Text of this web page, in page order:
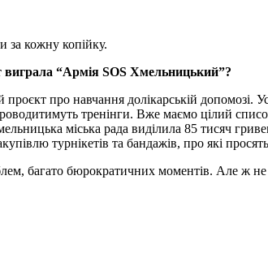
за кожну копійку.
“Армія SOS Хмельницький”?
про навчання долікарській
тренінги. Вже маємо цілий
міська рада виділила 85 тисяч
турнікетів та бандажів, про які просять
багато бюрократичних моментів. Але